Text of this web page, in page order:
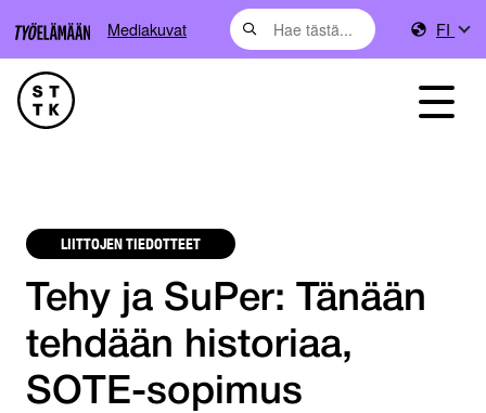
Mediakuvat FI
LIITTOJEN TIEDOTTEET
Tehy ja SuPer: Tänään
tehdään historiaa,
SOTE-sopimus